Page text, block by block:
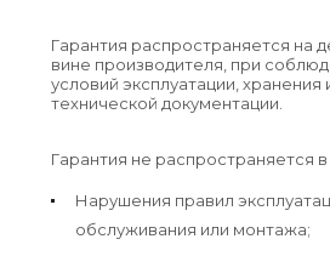
Гарантия распространяется на
вине производителя, при
условий эксплуатации, хранения
технической документации.
Гарантия не распространяется в
Нарушения правил
обслуживания или монтажа;